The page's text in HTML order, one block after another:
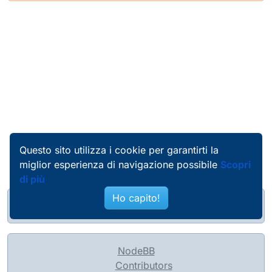
@pierobosio@soc.bosio.info
NodeBB
Contributors
Questo sito utilizza i cookie per garantirti la
miglior esperienza di navigazione possibile Scopri
di più
Ho capito!